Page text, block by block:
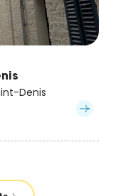
Denis